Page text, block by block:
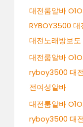
대전룸알바
RYBOY3500
대전노래방보도
대전룸알바
ryboy3500 대
전여성알바
대전룸알바
ryboy3500 대